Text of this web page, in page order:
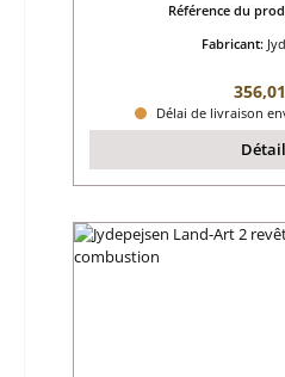
Référence du
Fabricant:
Prix
Délai de livraison